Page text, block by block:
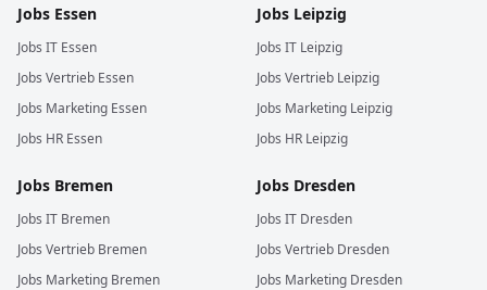
Jobs Essen
Jobs IT Essen
Jobs Vertrieb Essen
Jobs Marketing Essen
Jobs HR Essen
Jobs Leipzig
Jobs IT Leipzig
Jobs Vertrieb Leipzig
Jobs Marketing Leipzig
Jobs HR Leipzig
Jobs Bremen
Jobs IT Bremen
Jobs Vertrieb Bremen
Jobs Marketing Bremen
Jobs Dresden
Jobs IT Dresden
Jobs Vertrieb Dresden
Jobs Marketing Dresden